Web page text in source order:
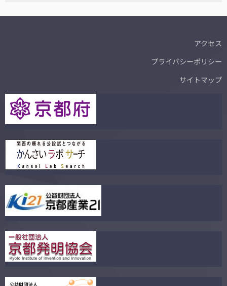
アクセス
プライバシーポリシー
サイトマップ